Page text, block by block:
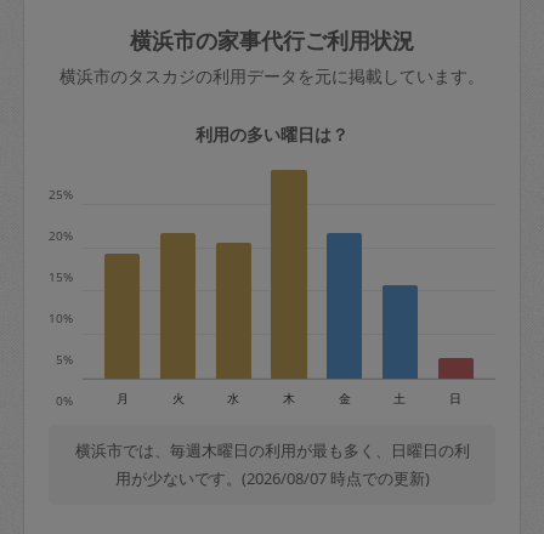
依頼者不在による当日キャンセル＝依頼
金額の100%＋交通費全額
※例：依頼日時／土曜日午前9時開始の場
50%
金曜日9時～土曜日8時まで＝依頼金額の
＋交通費全額
依頼者不在による当日キャンセル＝依頼
金額の100%＋交通費全額
きた場合は損害保険の対象外となるので
ご注意ください。
玉、など
あわせてこちらも参照ください：初めて
はありますか？
横浜市の家事代行ご利用状況
横浜市のタスカジの利用データを元に掲載しています。
利用の多い曜日は？
0%
5%
10%
15%
20%
25%
月 火 水 木 金 土 日
横浜市では、毎週木曜日の利用が最も多く、日曜日の利
用が少ないです。(2026/08/07 時点での更新)